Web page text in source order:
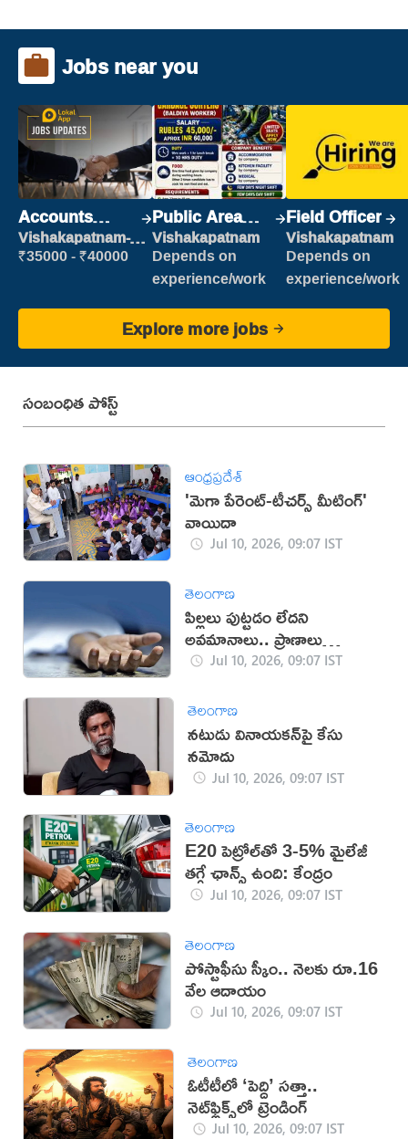
Jobs near you
Accounts
Clerk
Vishakapatnam-
new
₹35000 - ₹40000
Public Area
Cleaner
Vishakapatnam
Depends on
experience/work
Field Officer
Vishakapatnam
Depends on
experience/work
Explore more jobs
సంబంధిత పోస్ట్
ఆంధ్రప్రదేశ్
'మెగా పేరెంట్-టీచర్స్ మీటింగ్'
వాయిదా
Jul 10, 2026, 09:07 IST
తెలంగాణ
పిల్లలు పుట్టడం లేదని
అవమానాలు.. ప్రాణాలు
తీసుకున్న వివాహిత
Jul 10, 2026, 09:07 IST
తెలంగాణ
నటుడు వినాయకన్‌పై కేసు
నమోదు
Jul 10, 2026, 09:07 IST
తెలంగాణ
E20 పెట్రోల్‌తో 3-5% మైలేజీ
తగ్గే ఛాన్స్ ఉంది: కేంద్రం
Jul 10, 2026, 09:07 IST
తెలంగాణ
పోస్టాఫీసు స్కీం.. నెలకు రూ.16
వేల ఆదాయం
Jul 10, 2026, 09:07 IST
తెలంగాణ
ఓటీటీలో ‘పెద్ది’ సత్తా..
నెట్‌ఫ్లిక్స్‌లో ట్రెండింగ్
Jul 10, 2026, 09:07 IST